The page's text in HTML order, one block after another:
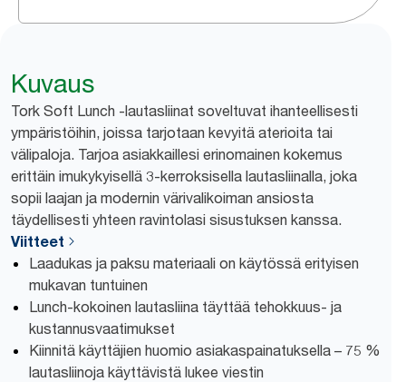
Kuvaus
Tork Soft Lunch -lautasliinat soveltuvat ihanteellisesti
ympäristöihin, joissa tarjotaan kevyitä aterioita tai
välipaloja. Tarjoa asiakkaillesi erinomainen kokemus
erittäin imukykyisellä 3-kerroksisella lautasliinalla, joka
sopii laajan ja modernin värivalikoiman ansiosta
täydellisesti yhteen ravintolasi sisustuksen kanssa.
Viitteet
Laadukas ja paksu materiaali on käytössä erityisen
mukavan tuntuinen
Lunch-kokoinen lautasliina täyttää tehokkuus- ja
kustannusvaatimukset
Kiinnitä käyttäjien huomio asiakaspainatuksella – 75 %
lautasliinoja käyttävistä lukee viestin